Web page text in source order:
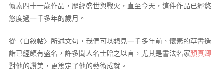
懷素四十一歲作品，歷經盛世與戰火，直至今天，這件作品已經悠
悠度過一千多年的歲月。
從〈自敘帖〉所述文句，我們可以想見一千多年前，懷素的草書造
詣已經頗有盛名，許多聞人名士贈之以言，尤其是書法名家顏真卿
對他的讚美，更篤定了他的藝術成就。